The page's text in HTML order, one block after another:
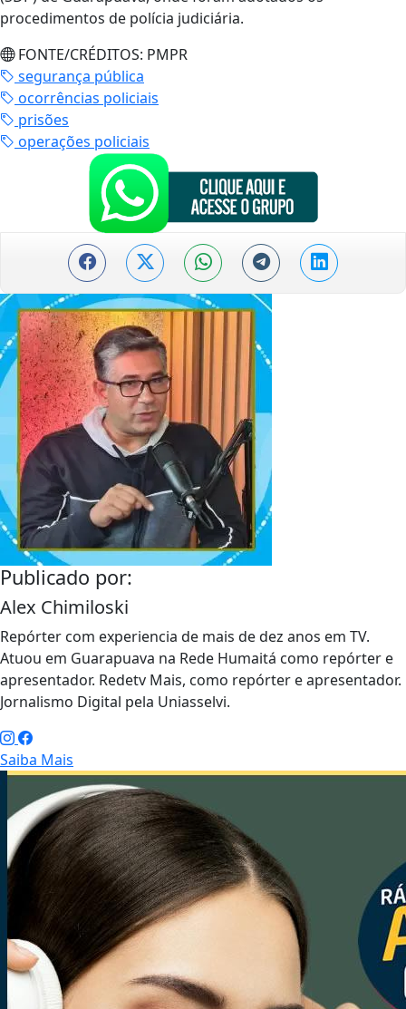
procedimentos de polícia judiciária.
FONTE/CRÉDITOS: PMPR
segurança pública
ocorrências policiais
prisões
operações policiais
Publicado por:
Alex Chimiloski
Repórter com experiencia de mais de dez anos em TV.
Atuou em Guarapuava na Rede Humaitá como repórter e
apresentador. Redetv Mais, como repórter e apresentador.
Jornalismo Digital pela Uniasselvi.
Saiba Mais